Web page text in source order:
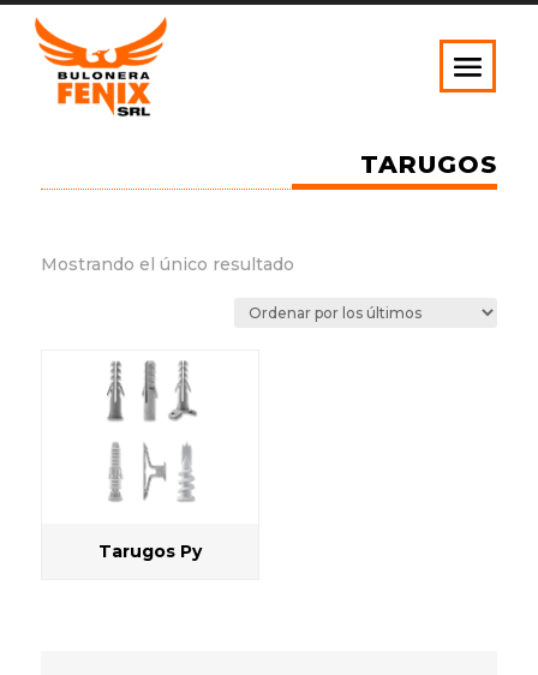
TARUGOS
Mostrando el único resultado
Tarugos Py